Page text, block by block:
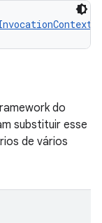
do
substituir esse
de vários